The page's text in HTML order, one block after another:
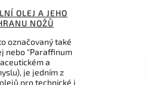
OLEJ A JEHO
NOŽŮ
označovaný také
nebo "Paraffinum
a
je jedním z
pro technické i